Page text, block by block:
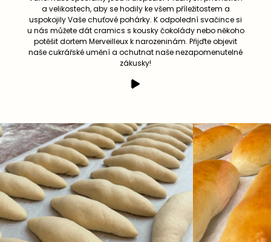
a velikostech, aby se hodily ke všem příležitostem a
uspokojily Vaše chuťové pohárky. K odpolední svačince si
u nás můžete dát cramics s kousky čokolády nebo někoho
potěšit dortem Merveilleux k narozeninám. Přijďte objevit
naše cukrářské umění a ochutnat naše nezapomenutelné
zákusky!